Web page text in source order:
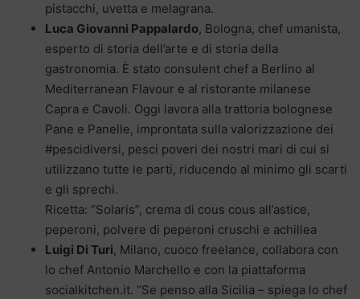
pistacchi, uvetta e melagrana.
Luca Giovanni Pappalardo, Bologna, chef umanista,
esperto di storia dell’arte e di storia della
gastronomia. È stato consulent chef a Berlino al
Mediterranean Flavour e al ristorante milanese
Capra e Cavoli. Oggi lavora alla trattoria bolognese
Pane e Panelle, improntata sulla valorizzazione dei
#pescidiversi, pesci poveri dei nostri mari di cui si
utilizzano tutte le parti, riducendo al minimo gli scarti
e gli sprechi.
Ricetta: “Solaris”, crema di cous cous all’astice,
peperoni, polvere di peperoni cruschi e achillea
Luigi Di Turi, Milano, cuoco freelance, collabora con
lo chef Antonio Marchello e con la piattaforma
socialkitchen.it. “Se penso alla Sicilia – spiega lo chef